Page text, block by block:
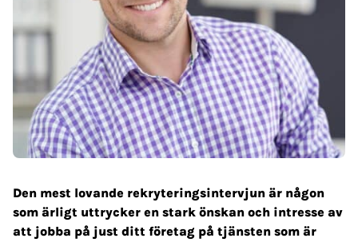
Den mest lovande rekryteringsintervjun är någon
som ärligt uttrycker en stark önskan och intresse av
att jobba på just ditt företag på tjänsten som är